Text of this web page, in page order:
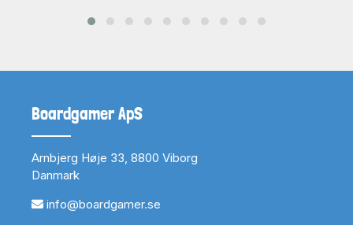
Boardgamer ApS
Arnbjerg Høje 33, 8800 Viborg
Danmark
info@boardgamer.se